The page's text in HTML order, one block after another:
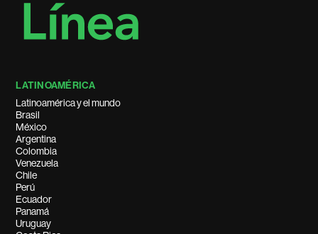
LATINOAMÉRICA
Latinoamérica y el mundo
Brasil
México
Argentina
Colombia
Venezuela
Chile
Perú
Ecuador
Panamá
Uruguay